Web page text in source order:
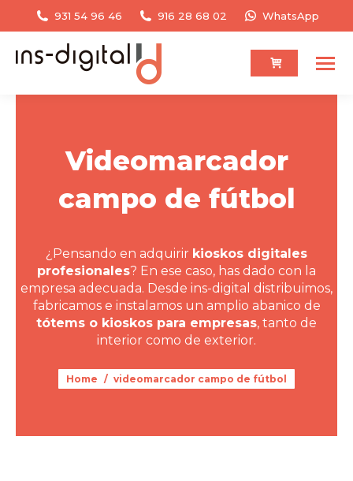
931 54 96 46 916 28 68 02 WhatsApp
Videomarcador
campo de fútbol
¿Pensando en adquirir kioskos digitales
profesionales? En ese caso, has dado con la
empresa adecuada. Desde ins-digital distribuimos,
fabricamos e instalamos un amplio abanico de
tótems o kioskos para empresas, tanto de
interior como de exterior.
You are here:
Home videomarcador campo de fútbol